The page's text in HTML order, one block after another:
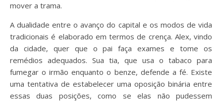
mover a trama.
A dualidade entre o avanço do capital e os modos de vida
tradicionais é elaborado em termos de crença. Alex, vindo
da cidade, quer que o pai faça exames e tome os
remédios adequados. Sua tia, que usa o tabaco para
fumegar o irmão enquanto o benze, defende a fé. Existe
uma tentativa de estabelecer uma oposição binária entre
essas duas posições, como se elas não pudessem